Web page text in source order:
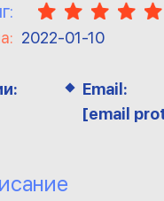
2022-01-10
Email:
[email